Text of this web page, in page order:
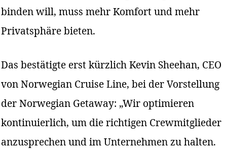
binden will, muss mehr Komfort und mehr
Privatsphäre bieten.
Das bestätigte erst kürzlich Kevin Sheehan, CEO
von Norwegian Cruise Line, bei der Vorstellung
der Norwegian Getaway: „Wir optimieren
kontinuierlich, um die richtigen Crewmitglieder
anzusprechen und im Unternehmen zu halten.